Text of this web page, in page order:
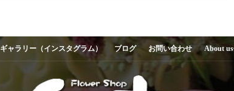
ギャラリー（インスタグラム） ブログ お問い合わせ About us